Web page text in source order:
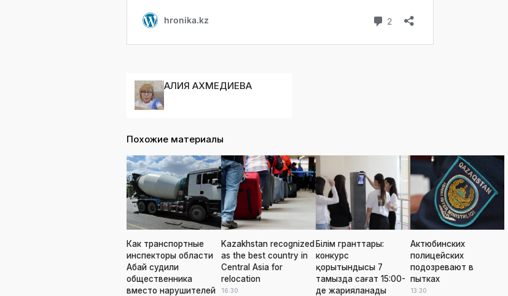
АЛИЯ АХМЕДИЕВА
Похожие материалы
Как транспортные
инспекторы области
Абай судили
общественника
вместо нарушителей
Kazakhstan recognized
as the best country in
Central Asia for
relocation
16:30
Білім гранттары:
конкурс
қорытындысы 7
тамызда сағат 15:00-
де жарияланады
Актюбинских
полицейских
подозревают в
пытках
13:30